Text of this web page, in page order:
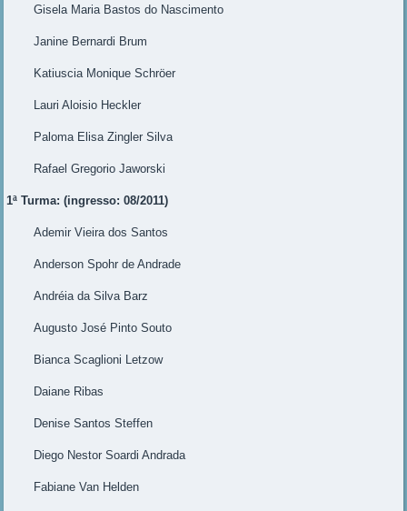
Gisela Maria Bastos do Nascimento
Janine Bernardi Brum
Katiuscia Monique Schröer
Lauri Aloisio Heckler
Paloma Elisa Zingler Silva
Rafael Gregorio Jaworski
1ª Turma: (ingresso: 08/2011)
Ademir Vieira dos Santos
Anderson Spohr de Andrade
Andréia da Silva Barz
Augusto José Pinto Souto
Bianca Scaglioni Letzow
Daiane Ribas
Denise Santos Steffen
Diego Nestor Soardi Andrada
Fabiane Van Helden